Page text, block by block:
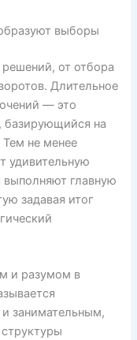
выборы
от отбора
Длительное
— это
базирующийся на
не менее
удивительную
выполняют главную
задавая итог
и разумом в
занимательным,